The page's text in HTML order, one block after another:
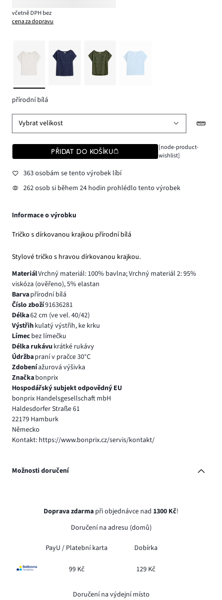
včetně DPH bez
cena za dopravu
přírodní bílá
Vybrat velikost
PŘIDAT DO KOŠÍKU
[node-product-
wishlist]
363 osobám se tento výrobek líbí
262 osob si během 24 hodin prohlédlo tento výrobek
Informace o výrobku
Tričko s dírkovanou krajkou přírodní bílá
Stylové tričko s hravou dírkovanou krajkou.
MateriálVrchný materiál: 100% bavlna; Vrchný materiál 2: 95%
viskóza (ověřeno), 5% elastan
Barvapřírodní bílá
Číslo zboží91636281
Délka62 cm (ve vel. 40/42)
Výstřihkulatý výstřih, ke krku
Límec bez límečku
Délka rukávu krátké rukávy
Údržbapraní v pračce 30°C
Zdobeníažurová výšivka
Značkabonprix
Hospodářský subjekt odpovědný EU
bonprix Handelsgesellschaft mbH
Haldesdorfer Straße 61
22179 Hamburk
Německo
Kontakt: https://www.bonprix.cz/servis/kontakt/
Možnosti doručení
Doprava zdarma při objednávce nad 1300 Kč!
Doručení na adresu (domů)
PayU / Platební karta Dobírka
99 Kč 129 Kč
Doručení na výdejní místo